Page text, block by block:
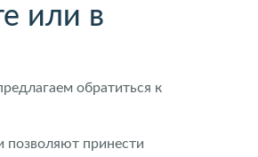
или в
обратиться к
позволяют принести